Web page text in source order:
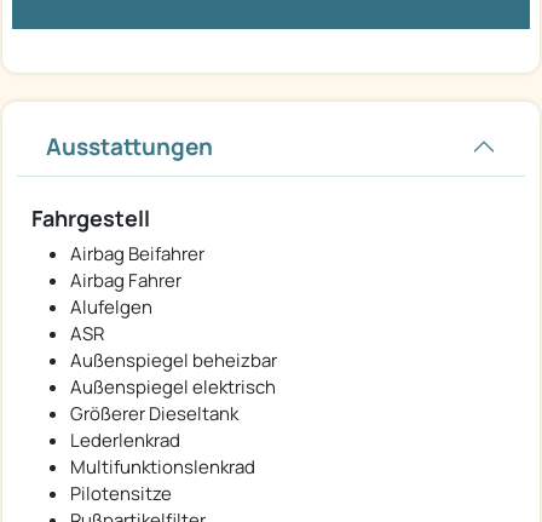
Ausstattungen
Fahrgestell
Airbag Beifahrer
Airbag Fahrer
Alufelgen
ASR
Außenspiegel beheizbar
Außenspiegel elektrisch
Größerer Dieseltank
Lederlenkrad
Multifunktionslenkrad
Pilotensitze